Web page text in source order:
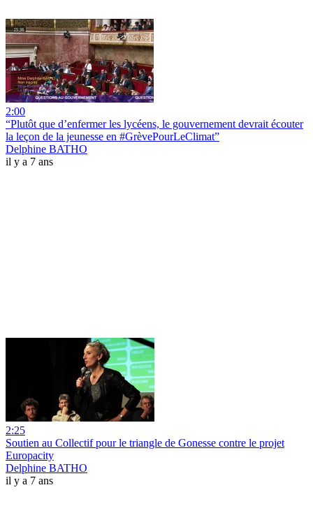
2:00
“Plutôt que d’enfermer les lycéens, le gouvernement devrait écouter
la leçon de la jeunesse en #GrèvePourLeClimat”
Delphine BATHO
il y a 7 ans
2:25
Soutien au Collectif pour le triangle de Gonesse contre le projet
Europacity
Delphine BATHO
il y a 7 ans